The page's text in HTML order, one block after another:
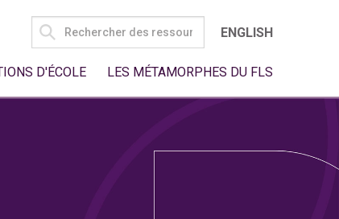
SEARCH
FOR:
ENGLISH
D'ÉCOLE LES MÉTAMORPHES DU FLS